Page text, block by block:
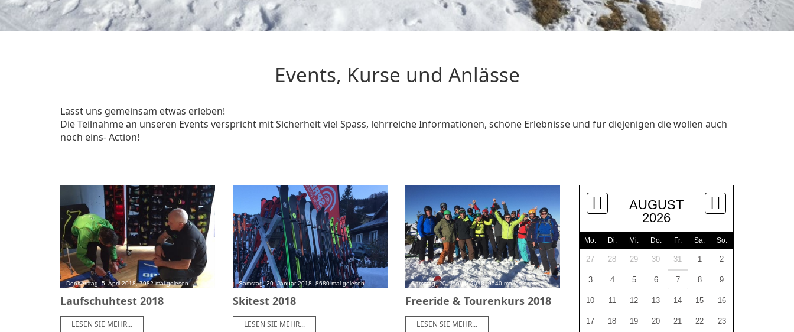
Events, Kurse und Anlässe
Lasst uns gemeinsam etwas erleben!
Die Teilnahme an unseren Events verspricht mit Sicherheit viel Spass, lehrreiche Informationen, schöne Erlebnisse und für diejenigen die wollen auch
noch eins-Action!
Donnerstag, 5. April 2018, 7982 mal gelesen
Laufschuhtest 2018
LESEN SIE MEHR...
Samstag, 20. Januar 2018, 8680 mal gelesen
Skitest 2018
LESEN SIE MEHR...
Samstag, 20. Januar 2018, 9540 mal gelesen
Freeride & Tourenkurs 2018
LESEN SIE MEHR...
AUGUST
2026
Mo. Di. Mi. Do. Fr. Sa. So.
27 28 29 30 31 1 2
3 4 5 6 7 8 9
10 11 12 13 14 15 16
17 18 19 20 21 22 23